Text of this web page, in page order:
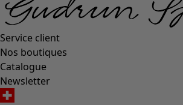
Service client
Nos boutiques
Catalogue
Newsletter